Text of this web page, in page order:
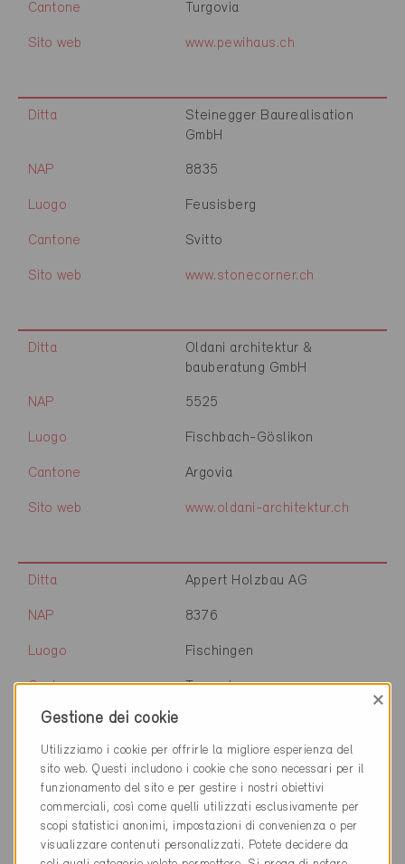
Cantone Turgovia
Sito web www.pewihaus.ch
Ditta
Steinegger Baurealisation
GmbH
NAP 8835
Luogo Feusisberg
Cantone Svitto
Sito web www.stonecorner.ch
Ditta
Oldani architektur &
bauberatung GmbH
NAP 5525
Luogo Fischbach-Göslikon
Cantone Argovia
Sito web www.oldani-architektur.ch
Ditta Appert Holzbau AG
NAP 8376
Luogo Fischingen
Cantone Turgovia
Sito web
Ditta Peterhans Schibli & Co. AG
NAP 5442
Gestione dei cookie
×
Utilizziamo i cookie per offrirle la migliore esperienza del
sito web. Questi includono i cookie che sono necessari per il
funzionamento del sito e per gestire i nostri obiettivi
commerciali, così come quelli utilizzati esclusivamente per
scopi statistici anonimi, impostazioni di convenienza o per
visualizzare contenuti personalizzati. Potete decidere da